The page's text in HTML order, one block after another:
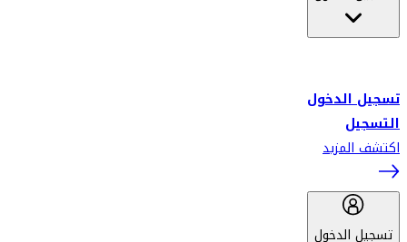
تسجيل الدخول
التسجيل
اكتشف المزيد
تسجيل الدخول